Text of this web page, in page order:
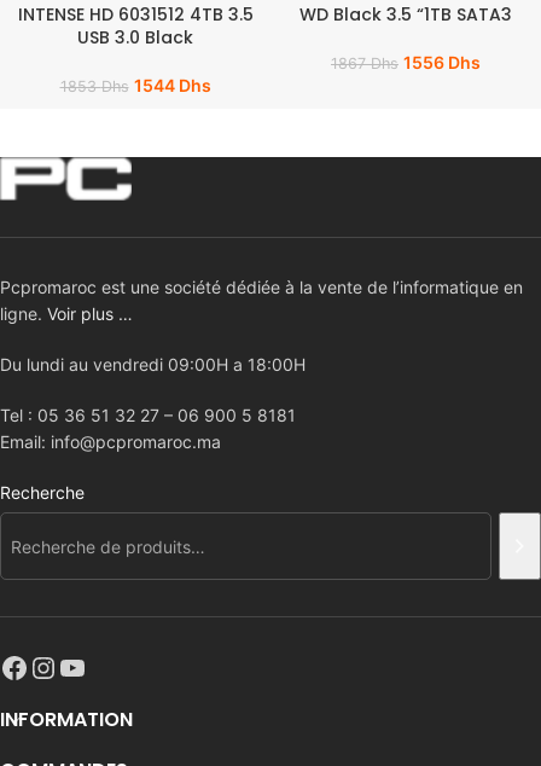
INTENSE HD 6031512 4TB 3.5
USB 3.0 Black
1853Dhs 1544 Dhs
WD Black 3.5 “1TB SATA3
1867Dhs 1556 Dhs
Pcpromaroc est une société dédiée à la vente de l’informatique en
ligne. Voir plus …
Du lundi au vendredi 09:00H a 18:00H
Tel : 05 36 51 32 27 – 06 900 5 8181
Email: info@pcpromaroc.ma
Recherche
INFORMATION